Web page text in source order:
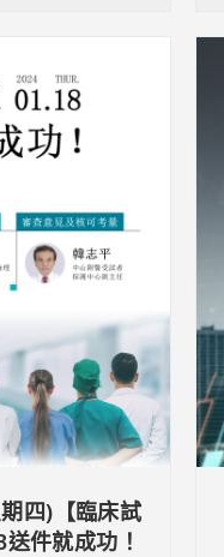
四)【臨床試
件就成功！